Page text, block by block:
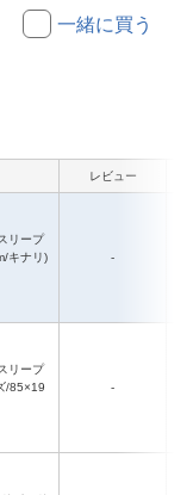
一緒に買う
レビュー
キナリ)
-
/85×19
-